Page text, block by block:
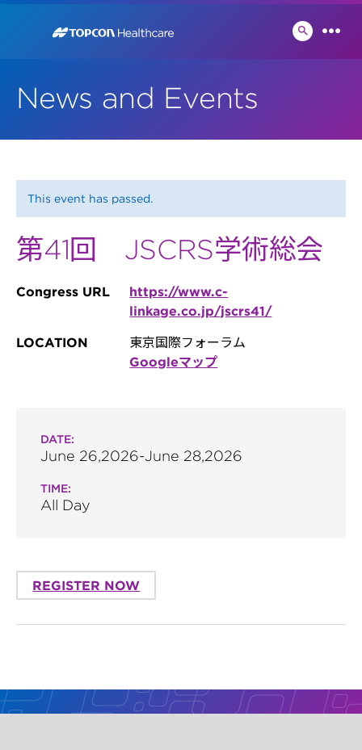
検
News and Events
This event has passed.
第41回 JSCRS学術総会
Congress URL
https://www.c-
linkage.co.jp/jscrs41/
LOCATION
東京国際フォーラム
Googleマップ
REGISTER NOW
DATE:
June 26,2026-June 28,2026
TIME:
All Day